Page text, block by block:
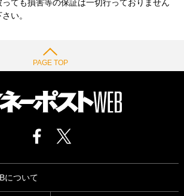
ても損害等の保証は一切行っておりません
い。
PAGE TOP
について